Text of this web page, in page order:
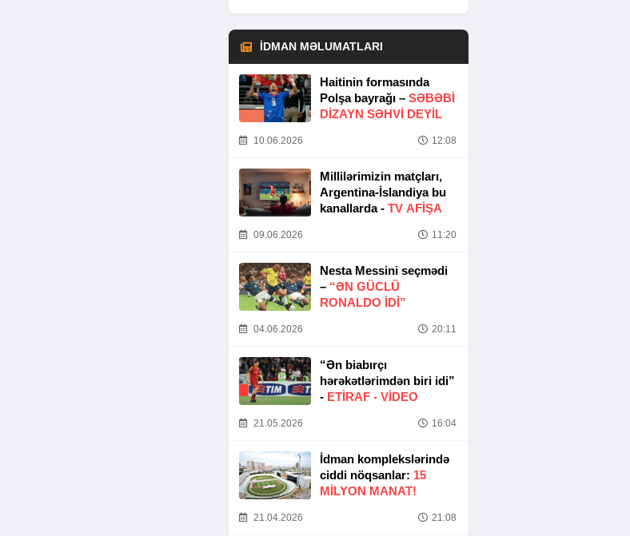
İDMAN MƏLUMATLARI
Haitinin formasında
Polşa bayrağı – SƏBƏBI
DIZAYN SƏHVI DEYIL
10.06.2026 12:08
Millilərimizin matçları,
Argentina-İslandiya bu
kanallarda - TV AFİŞA
09.06.2026 11:20
Nesta Messini seçmədi
– “ƏN GÜCLÜ
RONALDO IDI”
04.06.2026 20:11
“Ən biabırçı
hərəkətlərimdən biri idi”
- ETIRAF - VİDEO
21.05.2026 16:04
İdman komplekslərində
ciddi nöqsanlar: 15
MILYON MANAT!
21.04.2026 21:08